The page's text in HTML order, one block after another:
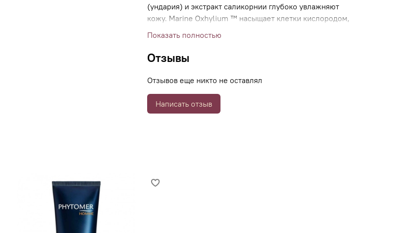
(ундария) и экстракт саликорнии глубоко увлажняют
кожу. Marine Oxhylium ™ насыщает клетки кислородом,
выводит токсины и восстанавливает эпидермис.
Показать полностью
Отзывы
Отзывов еще никто не оставлял
Написать отзыв